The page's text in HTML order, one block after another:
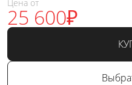
Цена от
25 600₽